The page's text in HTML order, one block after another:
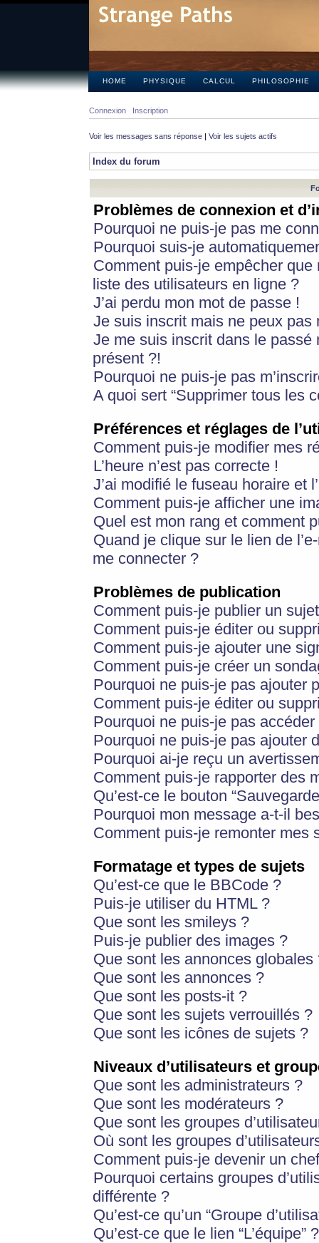
HOME PHYSIQUE CALCUL PHILOSOPHIE
Connexion Inscription
Voir les messages sans réponse | Voir les sujets actifs
Index du forum
Problèmes de connexion et
Pourquoi ne puis-je pas me
Pourquoi suis-je
Comment puis-je empêcher
liste des utilisateurs en ligne ?
J’ai perdu mon mot de passe !
Je suis inscrit mais ne peux pas
Je me suis inscrit dans le
présent ?!
Pourquoi ne puis-je pas
A quoi sert “Supprimer tous les
Préférences et réglages de
Comment puis-je modifier mes
L’heure n’est pas correcte !
J’ai modifié le fuseau horaire et
Comment puis-je afficher une
Quel est mon rang et comment
Quand je clique sur le lien de
me connecter ?
Problèmes de publication
Comment puis-je publier un
Comment puis-je éditer ou
Comment puis-je ajouter une
Comment puis-je créer un
Pourquoi ne puis-je pas ajouter
Comment puis-je éditer ou
Pourquoi ne puis-je pas
Pourquoi ne puis-je pas ajouter
Pourquoi ai-je reçu un
Comment puis-je rapporter des
Qu’est-ce le bouton
Pourquoi mon message a-t-il
Comment puis-je remonter mes
Formatage et types de sujets
Qu’est-ce que le BBCode ?
Puis-je utiliser du HTML ?
Que sont les smileys ?
Puis-je publier des images ?
Que sont les annonces globales
Que sont les annonces ?
Que sont les posts-it ?
Que sont les sujets verrouillés ?
Que sont les icônes de sujets ?
Niveaux d’utilisateurs et
Que sont les administrateurs ?
Que sont les modérateurs ?
Que sont les groupes
Où sont les groupes
Comment puis-je devenir un
Pourquoi certains groupes
différente ?
Qu’est-ce qu’un “Groupe
Qu’est-ce que le lien “L’équipe” ?